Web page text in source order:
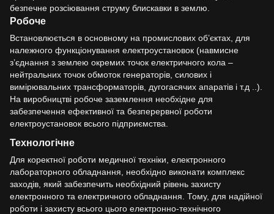
безпечне розсіювання струму блискавки в землю.
Робоче
Встановлюється в основному на промислових об’єктах, для
належного функціонування електроустановок (навмисне
з’єднання з землею окремих точок електричного кола –
нейтральних точок обмоток генераторів, силових і
вимірювальних трансформаторів, дугогасячих апаратів і т.д ..).
На виробництві робоче заземлення необхідне для
забезпечення ефективної та безперервної роботи
електроустановок всього підприємства.
Технологічне
Для коректної роботи медичної техніки, електронного
лабораторного обладнання, необхідно виконати комплекс
заходів, який забезпечить необхідний рівень захисту
електронного та електричного обладнання. Тому, для надійної
роботи і захисту всього цього електронно-технічного